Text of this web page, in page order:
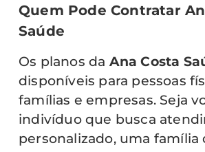
Quem Pode Contratar
Saúde
Os planos da Ana Costa
disponíveis para pessoas
famílias e empresas. Seja
indivíduo que busca
personalizado, uma família